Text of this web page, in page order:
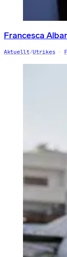
Francesca
Aktuellt/Utrikes